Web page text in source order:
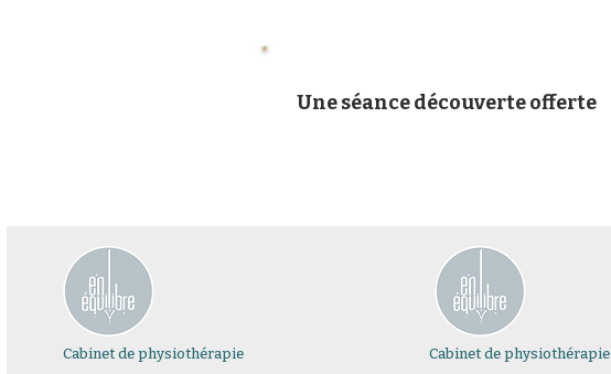
Une séance découverte offerte
Cabinet de physiothérapie
Cabinet de physiothérapie